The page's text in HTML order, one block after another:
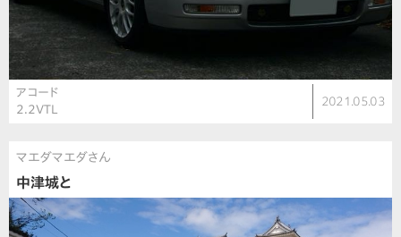
アコード
2.2VTL
2021.05.03
マエダマエダさん
中津城と